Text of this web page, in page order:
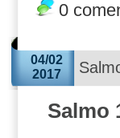
0
04/02
2017
Salmo